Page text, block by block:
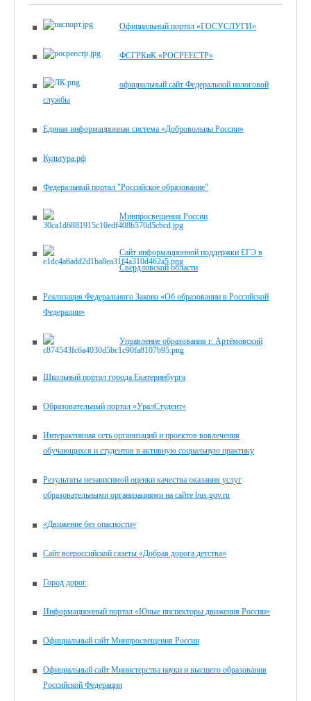
Официальный портал «ГОСУСЛУГИ»
ФСГРКиК «РОСРЕЕСТР»
официальный сайт Федеральной налоговой
службы
Единая информационная система «Добровольцы России»
Культура.рф
Федеральный портал "Российское образование"
Минпросвещения России
Сайт информационной поддержки ЕГЭ в
Свердловской области
Реализация Федерального Закона «Об образовании в Российской
Федерации»
Управление образования г. Артёмовский
Школьный портал города Екатеринбурга
Образовательный портал «УралСтудент»
Интерактивная сеть организаций и проектов вовлечения
обучающихся и студентов в активную социальную практику
Результаты независимой оценки качества оказания услуг
образовательными организациями на сайте bus.gov.ru
«Движение без опасности»
Сайт всероссийской газеты «Добрая дорога детства»
Город дорог
Информационный портал «Юные инспекторы движения России»
Официальный сайт Минпросвещения России
Официальный сайт Министерства науки и высшего образования
Российской Федерации